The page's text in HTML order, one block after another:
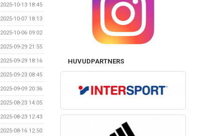
2025-10-13 18:45
2025-10-07 18:13
2025-10-06 09:02
2025-09-29 21:55
2025-09-29 18:16
2025-09-23 08:45
2025-09-09 20:36
2025-08-23 14:05
2025-08-23 12:43
2025-08-16 12:50
HUVUDPARTNERS